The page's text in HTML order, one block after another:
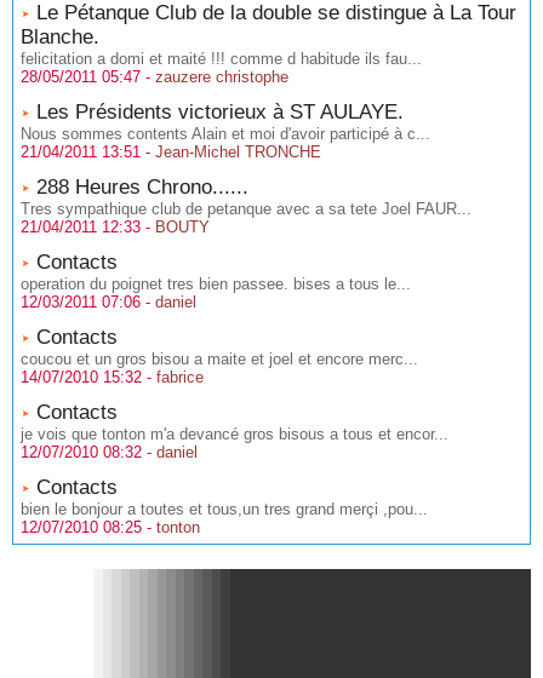
Le Pétanque Club de la double se distingue à La Tour
Blanche.
felicitation a domi et maité !!! comme d habitude ils fau...
28/05/2011 05:47 - zauzere christophe
Les Présidents victorieux à ST AULAYE.
Nous sommes contents Alain et moi d'avoir participé à c...
21/04/2011 13:51 - Jean-Michel TRONCHE
288 Heures Chrono......
Tres sympathique club de petanque avec a sa tete Joel FAUR...
21/04/2011 12:33 - BOUTY
Contacts
operation du poignet tres bien passee. bises a tous le...
12/03/2011 07:06 - daniel
Contacts
coucou et un gros bisou a maite et joel et encore merc...
14/07/2010 15:32 - fabrice
Contacts
je vois que tonton m'a devancé gros bisous a tous et encor...
12/07/2010 08:32 - daniel
Contacts
bien le bonjour a toutes et tous,un tres grand merçi ,pou...
12/07/2010 08:25 - tonton